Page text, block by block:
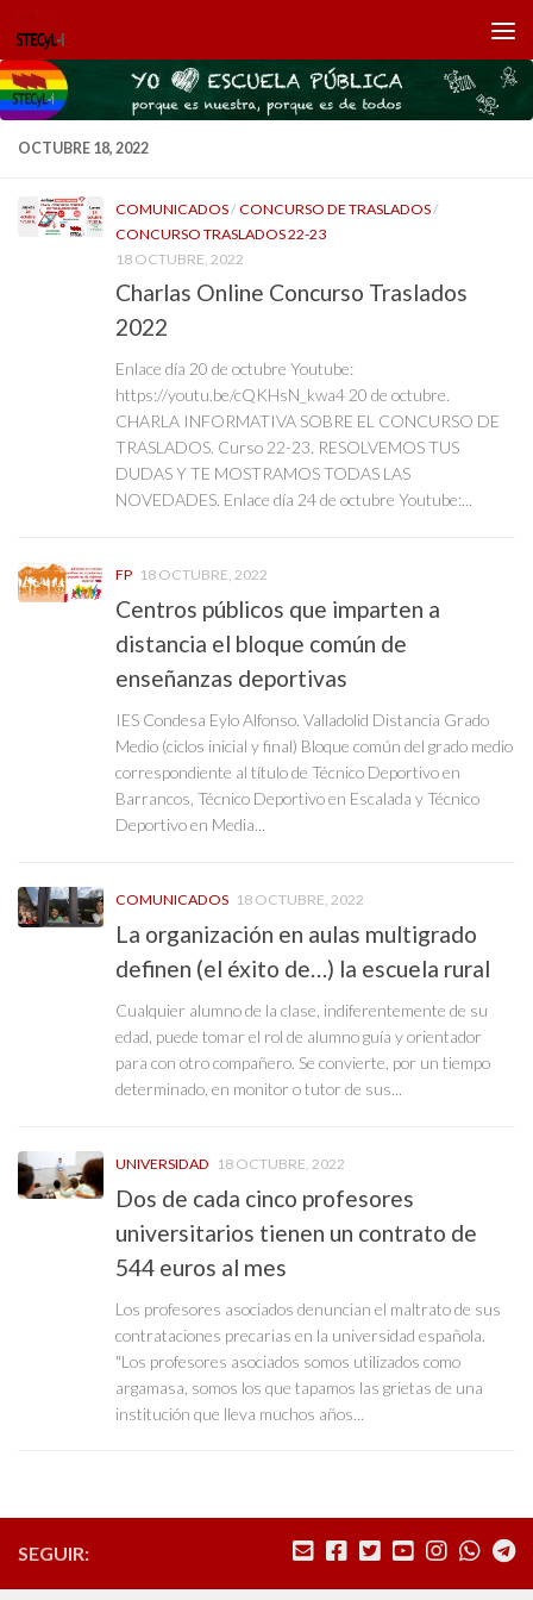
Saltar al contenido
OCTUBRE 18, 2022
COMUNICADOS/CONCURSO DE TRASLADOS/
CONCURSO TRASLADOS 22-23
18 OCTUBRE, 2022
Charlas Online Concurso Traslados
2022
Enlace día 20 de octubre Youtube:
https://youtu.be/cQKHsN_kwa4 20 de octubre.
CHARLA INFORMATIVA SOBRE EL CONCURSO DE
TRASLADOS. Curso 22-23. RESOLVEMOS TUS
DUDAS Y TE MOSTRAMOS TODAS LAS
NOVEDADES. Enlace día 24 de octubre Youtube:...
FP 18 OCTUBRE, 2022
Centros públicos que imparten a
distancia el bloque común de
enseñanzas deportivas
IES Condesa Eylo Alfonso. Valladolid Distancia Grado
Medio (ciclos inicial y final) Bloque común del grado medio
correspondiente al título de Técnico Deportivo en
Barrancos, Técnico Deportivo en Escalada y Técnico
Deportivo en Media...
COMUNICADOS 18 OCTUBRE, 2022
La organización en aulas multigrado
definen (el éxito de…) la escuela rural
Cualquier alumno de la clase, indiferentemente de su
edad, puede tomar el rol de alumno guía y orientador
para con otro compañero. Se convierte, por un tiempo
determinado, en monitor o tutor de sus...
UNIVERSIDAD 18 OCTUBRE, 2022
Dos de cada cinco profesores
universitarios tienen un contrato de
544 euros al mes
Los profesores asociados denuncian el maltrato de sus
contrataciones precarias en la universidad española.
"Los profesores asociados somos utilizados como
argamasa, somos los que tapamos las grietas de una
institución que lleva muchos años...
SEGUIR: